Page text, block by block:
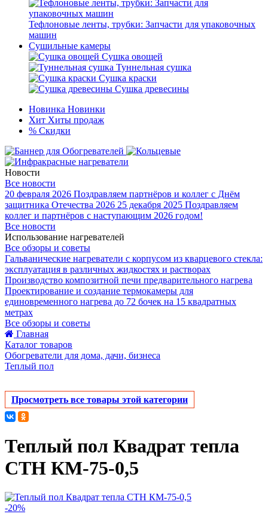
Тефлоновые ленты, трубки: Запчасти для упаковочных
машин
Сушильные камеры
Сушка овощей
Туннельная сушка
Сушка краски
Сушка древесины
Новинка Новинки
Хит Хиты продаж
% Скидки
Новости
Все новости
20 февраля 2026 Поздравляем партнёров и коллег с Днём
защитника Отечества 2026 25 декабря 2025 Поздравляем
коллег и партнёров с наступающим 2026 годом!
Все новости
Использование нагревателей
Все обзоры и советы
Гальванические нагреватели с корпусом из кварцевого стекла:
эксплуатация в различных жидкостях и растворах
Производство композитной печи предварительного нагрева
Проектирование и создание термокамеры для
единовременного нагрева до 72 бочек на 15 квадратных
метрах
Все обзоры и советы
Главная
Каталог товаров
Обогреватели для дома, дачи, бизнеса
Теплый пол
Просмотреть все товары этой категории
Теплый пол Квадрат тепла
СТН КМ-75-0,5
-20%